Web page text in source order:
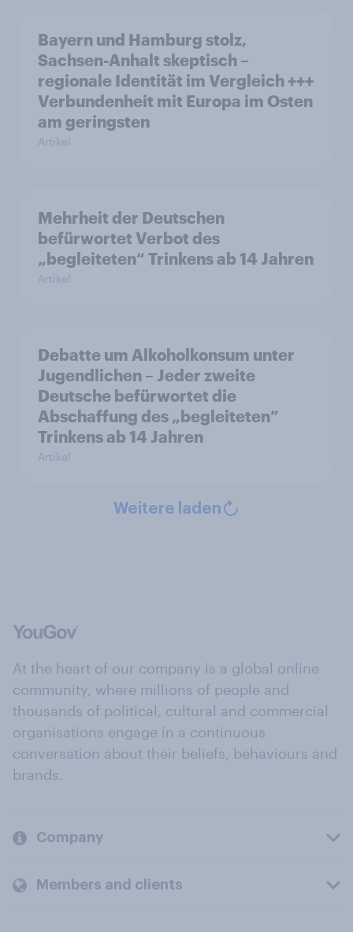
Bayern und Hamburg stolz,
Sachsen-Anhalt skeptisch –
regionale Identität im Vergleich +++
Verbundenheit mit Europa im Osten
am geringsten
Artikel
Mehrheit der Deutschen
befürwortet Verbot des
„begleiteten“ Trinkens ab 14 Jahren
Artikel
Debatte um Alkoholkonsum unter
Jugendlichen – Jeder zweite
Deutsche befürwortet die
Abschaffung des „begleiteten”
Trinkens ab 14 Jahren
Artikel
Weitere laden
At the heart of our company is a global online
community, where millions of people and
thousands of political, cultural and commercial
organisations engage in a continuous
conversation about their beliefs, behaviours and
brands.
Company
Members and clients